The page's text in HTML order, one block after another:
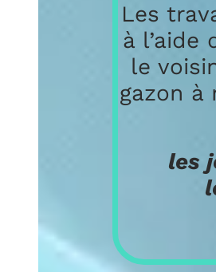
Les
à l’aide
le
gazon à
les
les